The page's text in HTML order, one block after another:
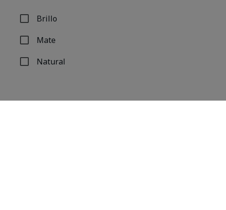
Brillo
Refinar por Acabado: Brillo
Mate
Refinar por Acabado: Mate
Natural
Refinar por Acabado: Natural